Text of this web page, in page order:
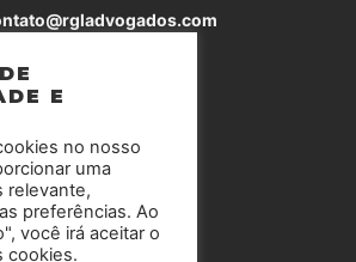
SIGA-NOS
E
no nosso
uma
relevante,
preferências. Ao
você irá aceitar o
cookies.